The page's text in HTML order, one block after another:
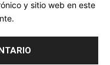
y sitio web en este